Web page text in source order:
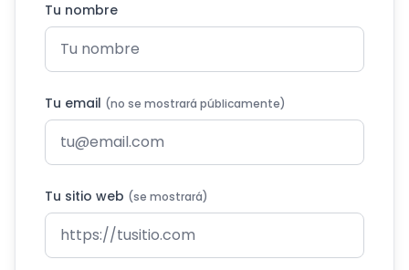
Tu nombre
Tu email (no se mostrará públicamente)
Tu sitio web (se mostrará)